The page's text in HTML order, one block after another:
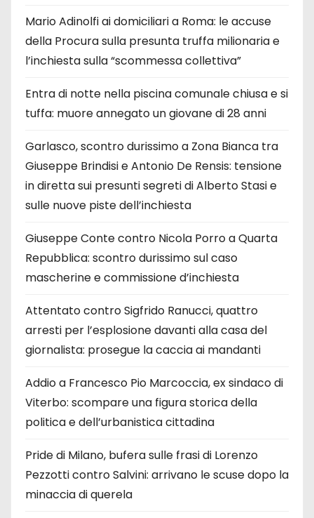
Mario Adinolfi ai domiciliari a Roma: le accuse
della Procura sulla presunta truffa milionaria e
l’inchiesta sulla “scommessa collettiva”
Entra di notte nella piscina comunale chiusa e si
tuffa: muore annegato un giovane di 28 anni
Garlasco, scontro durissimo a Zona Bianca tra
Giuseppe Brindisi e Antonio De Rensis: tensione
in diretta sui presunti segreti di Alberto Stasi e
sulle nuove piste dell’inchiesta
Giuseppe Conte contro Nicola Porro a Quarta
Repubblica: scontro durissimo sul caso
mascherine e commissione d’inchiesta
Attentato contro Sigfrido Ranucci, quattro
arresti per l’esplosione davanti alla casa del
giornalista: prosegue la caccia ai mandanti
Addio a Francesco Pio Marcoccia, ex sindaco di
Viterbo: scompare una figura storica della
politica e dell’urbanistica cittadina
Pride di Milano, bufera sulle frasi di Lorenzo
Pezzotti contro Salvini: arrivano le scuse dopo la
minaccia di querela